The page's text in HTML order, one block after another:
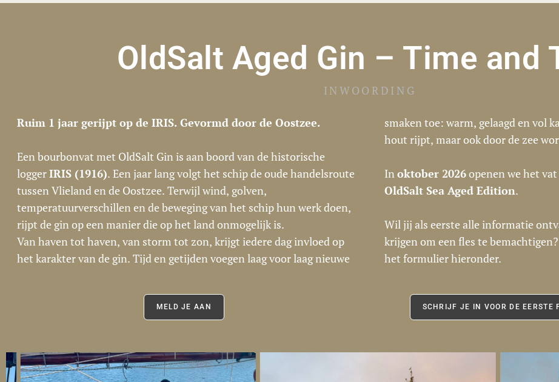
OldSalt Aged Gin – Time and
INWOORDING
Ruim 1 jaar gerijpt op de IRIS. Gevormd door de Oostzee.
Een bourbonvat met OldSalt Gin is aan boord van de historische
loggerIRIS (1916). Een jaar lang volgt het schip de oude handelsroute
tussen Vlieland en de Oostzee. Terwijl wind, golven,
temperatuurverschillen en de beweging van het schip hun werk doen,
rijpt de gin op een manier die op het land onmogelijk is.
Van haven tot haven, van storm tot zon, krijgt iedere dag invloed op
het karakter van de gin. Tijd en getijden voegen laag voor laag nieuwe
smaken toe: warm, gelaagd en vol
hout rijpt, maar ook door de zee
In oktober 2026openen we het
OldSalt Sea Aged Edition.
Wil jij als eerste alle informatie
krijgen om een fles te
het formulier hieronder.
MELD JE AAN SCHRIJF JE IN VOOR DE EERSTE